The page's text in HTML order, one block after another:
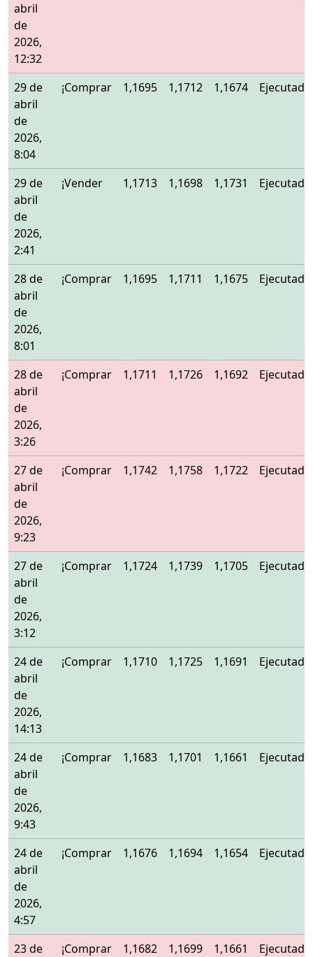
abril
de
2026,
12:32
29 de
abril
de
2026,
8:04
¡Comprar 1,1695 1,1712 1,1674 Ejecutado
29 de
abril
de
2026,
2:41
¡Vender 1,1713 1,1698 1,1731 Ejecutado
28 de
abril
de
2026,
8:01
¡Comprar 1,1695 1,1711 1,1675 Ejecutado
28 de
abril
de
2026,
3:26
¡Comprar 1,1711 1,1726 1,1692 Ejecutado
27 de
abril
de
2026,
9:23
¡Comprar 1,1742 1,1758 1,1722 Ejecutado
27 de
abril
de
2026,
3:12
¡Comprar 1,1724 1,1739 1,1705 Ejecutado
24 de
abril
de
2026,
14:13
¡Comprar 1,1710 1,1725 1,1691 Ejecutado
24 de
abril
de
2026,
9:43
¡Comprar 1,1683 1,1701 1,1661 Ejecutado
24 de
abril
de
2026,
4:57
¡Comprar 1,1676 1,1694 1,1654 Ejecutado
23 de
¡Comprar 1,1682 1,1699 1,1661 Ejecutado